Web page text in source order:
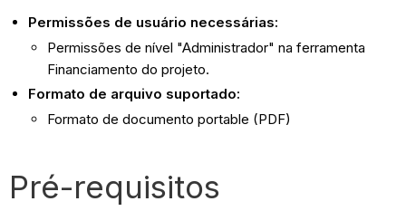
Permissões de usuário necessárias:
Permissões de nível "Administrador" na ferramenta
Financiamento do projeto.
Formato de arquivo suportado:
Formato de documento portable (PDF)
Pré-requisitos